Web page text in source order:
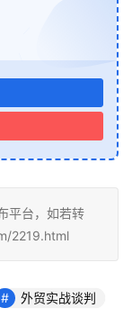
平台，如若转
2219.html
外贸实战谈判